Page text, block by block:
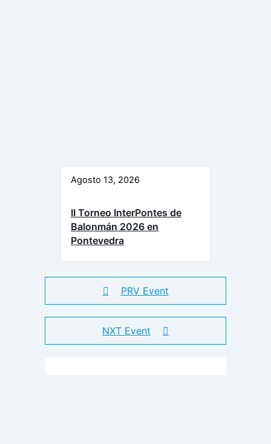
Agosto 13, 2026
II Torneo InterPontes de
Balonmán 2026 en
Pontevedra
PRV Event
NXT Event